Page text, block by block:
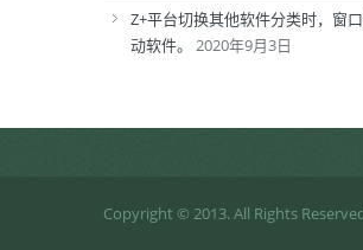
Z+平台切换其他软件分类时，窗
动软件。
2020年9月3日
Copyright © 2013. All Rights